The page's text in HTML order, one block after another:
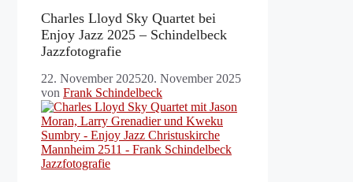
Charles Lloyd Sky Quartet bei
Enjoy Jazz 2025 – Schindelbeck
Jazzfotografie
22. November 202520. November 2025
von Frank Schindelbeck